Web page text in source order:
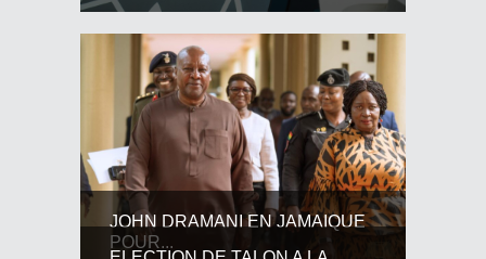
JOHN DRAMANI EN JAMAIQUE
POUR...